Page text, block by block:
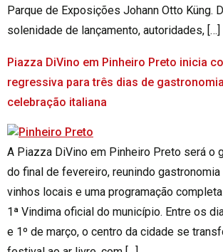
Parque de Exposições Johann Otto Küng.
solenidade de lançamento, autoridades, […]
Piazza DiVino em Pinheiro Preto inicia
regressiva para três dias de
celebração italiana
A Piazza DiVino em Pinheiro Preto será o
do final de fevereiro, reunindo gastronomia
vinhos locais e uma programação
1ª Vindima oficial do município. Entre os
e 1º de março, o centro da cidade se